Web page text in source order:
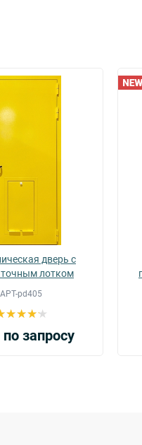
дверь с
лотком
АРТ-pd405
запросу